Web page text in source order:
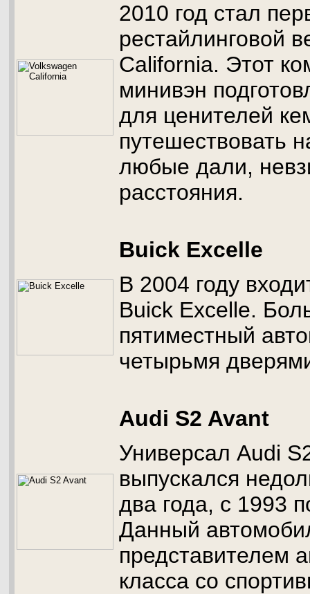
2010 год стал
рестайлинговой
California. Этот
минивэн
для ценителей
путешествовать
любые дали,
расстояния.
Buick Excelle
В 2004 году
Buick Excelle.
пятиместный
четырьмя
Audi S2 Avant
Универсал Audi
выпускался
два года, с 1993
Данный
представителем
класса со